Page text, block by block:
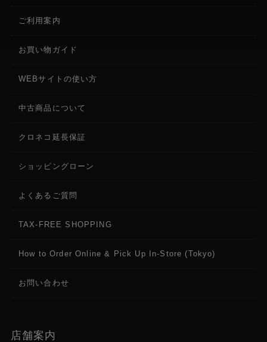
ご利用案内
お買い物ガイド
WEBサイトの使い方
中古商品について
クロネコ延長保証
ショッピングローン
よくあるご質問
TAX-FREE SHOPPING
How to Order Online & Pick Up In-Store (Tokyo)
お問い合わせ
店舗案内